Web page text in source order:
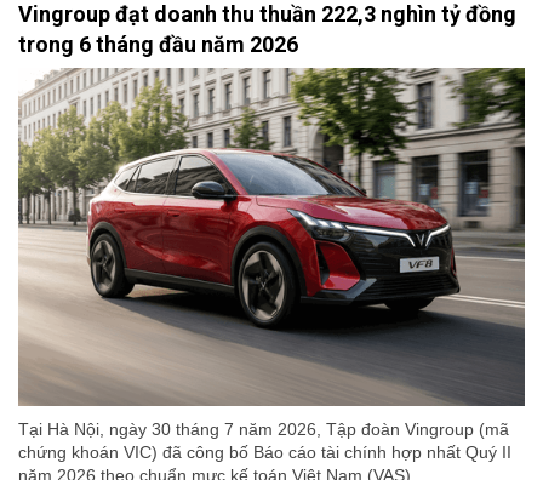
Vingroup đạt doanh thu thuần 222,3 nghìn tỷ đồng
trong 6 tháng đầu năm 2026
Tại Hà Nội, ngày 30 tháng 7 năm 2026, Tập đoàn Vingroup (mã
chứng khoán VIC) đã công bố Báo cáo tài chính hợp nhất Quý II
năm 2026 theo chuẩn mực kế toán Việt Nam (VAS).